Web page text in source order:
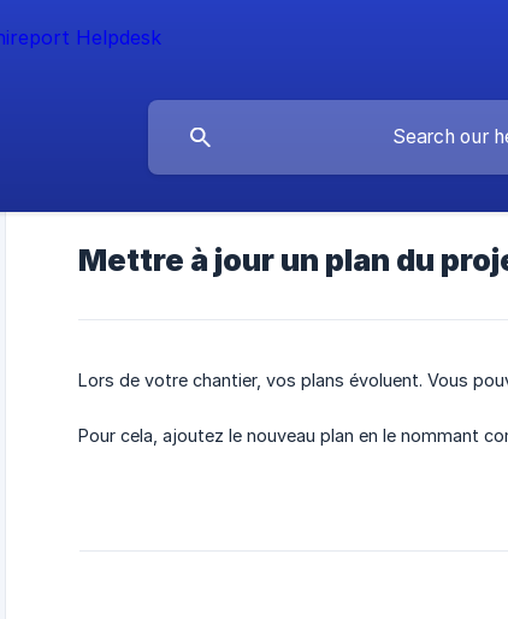
Mettre à jour un plan du
Lors de votre chantier, vos plans évoluent. Vous
Pour cela, ajoutez le nouveau plan en le nommant